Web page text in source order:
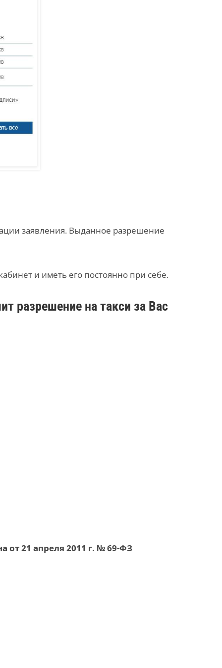
заявления. Выданное разрешение
и иметь его постоянно при себе.
разрешение на такси за Вас
от 21 апреля 2011 г. № 69-ФЗ